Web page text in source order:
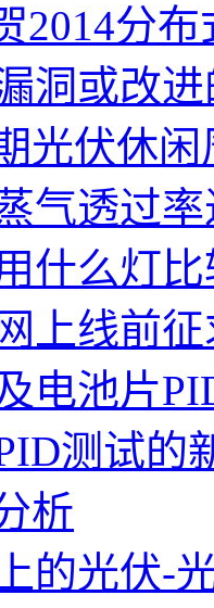
2014分
洞或改
光伏休
气透过
什么灯
上线前
电池片
测试的
析
的光伏-